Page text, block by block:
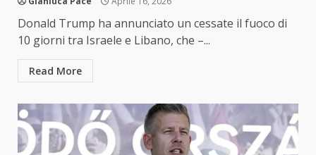
Donald Trump ha annunciato un cessate il fuoco di
10 giorni tra Israele e Libano, che –...
Read More